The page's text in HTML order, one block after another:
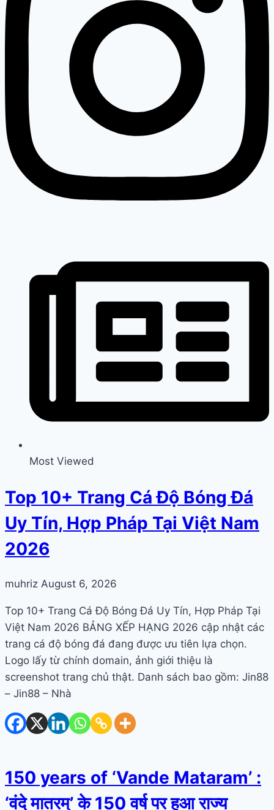
Most Viewed
Top 10+ Trang Cá Độ Bóng Đá
Uy Tín, Hợp Pháp Tại Việt Nam
2026
muhriz August 6, 2026
Top 10+ Trang Cá Độ Bóng Đá Uy Tín, Hợp Pháp Tại
Việt Nam 2026 BẢNG XẾP HẠNG 2026 cập nhật các
trang cá độ bóng đá đang được ưu tiên lựa chọn.
Logo lấy từ chính domain, ảnh giới thiệu là
screenshot trang chủ thật. Danh sách bao gồm: Jin88
– Jin88 – Nhà
150 years of ‘Vande Mataram’ :
‘वंदे मातरम्’ के 150 वर्ष पर हुआ राज्य